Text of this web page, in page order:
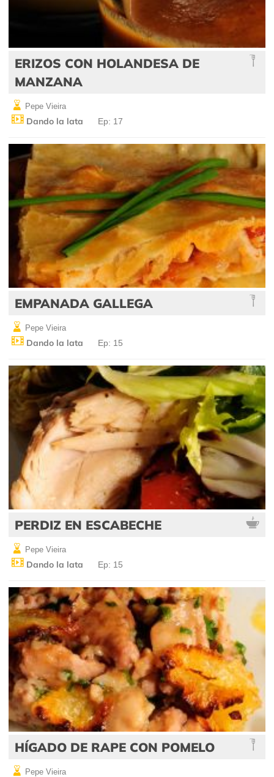
ERIZOS CON HOLANDESA DE
MANZANA
Pepe Vieira
Dando la lata Ep: 17
EMPANADA GALLEGA
Pepe Vieira
Dando la lata Ep: 15
PERDIZ EN ESCABECHE
Pepe Vieira
Dando la lata Ep: 15
HÍGADO DE RAPE CON POMELO
Pepe Vieira